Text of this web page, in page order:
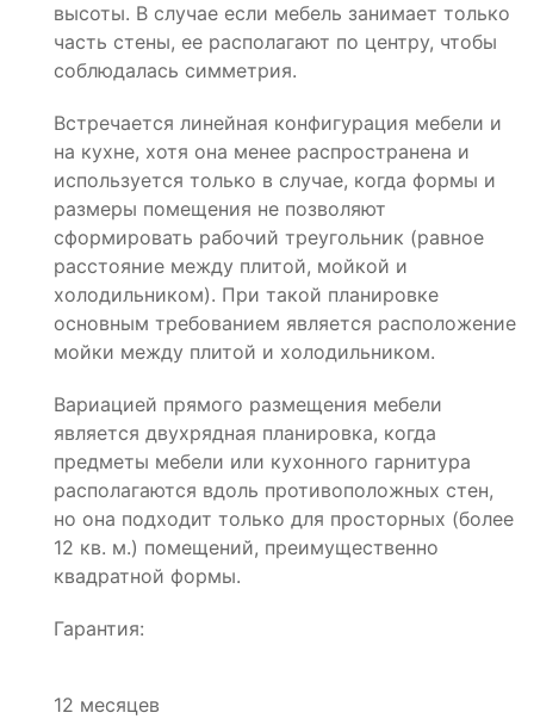
высоты. В случае если мебель занимает только
часть стены, ее располагают по центру, чтобы
соблюдалась симметрия.
Встречается линейная конфигурация мебели и
на кухне, хотя она менее распространена и
используется только в случае, когда формы и
размеры помещения не позволяют
сформировать рабочий треугольник (равное
расстояние между плитой, мойкой и
холодильником). При такой планировке
основным требованием является расположение
мойки между плитой и холодильником.
Вариацией прямого размещения мебели
является двухрядная планировка, когда
предметы мебели или кухонного гарнитура
располагаются вдоль противоположных стен,
но она подходит только для просторных (более
12 кв. м.) помещений, преимущественно
квадратной формы.
Гарантия:
12 месяцев